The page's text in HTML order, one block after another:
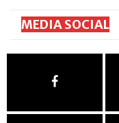
MEDIA SOCIAL